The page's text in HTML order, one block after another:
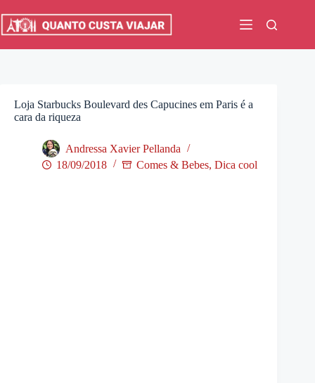
para
Loja Starbucks Boulevard des Capucines em Paris é a
cara da riqueza
Andressa Xavier Pellanda
18/09/2018
Comes & Bebes, Dica cool